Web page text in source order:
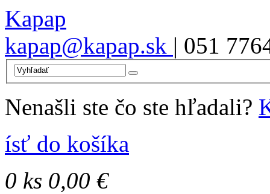
Kapap
kapap@kapap.sk | 051
Nenašli ste čo ste hľadali?
ísť do košíka
0 ks 0,00 €